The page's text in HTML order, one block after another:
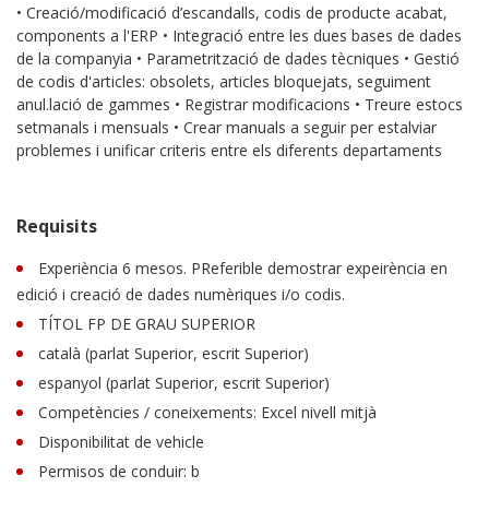
• Creació/modificació d’escandalls, codis de producte acabat,
components a l'ERP • Integració entre les dues bases de dades
de la companyia • Parametrització de dades tècniques • Gestió
de codis d'articles: obsolets, articles bloquejats, seguiment
anul.lació de gammes • Registrar modificacions • Treure estocs
setmanals i mensuals • Crear manuals a seguir per estalviar
problemes i unificar criteris entre els diferents departaments
Requisits
Experiència 6 mesos. PReferible demostrar expeirència en
edició i creació de dades numèriques i/o codis.
TÍTOL FP DE GRAU SUPERIOR
català (parlat Superior, escrit Superior)
espanyol (parlat Superior, escrit Superior)
Competències / coneixements: Excel nivell mitjà
Disponibilitat de vehicle
Permisos de conduir: b